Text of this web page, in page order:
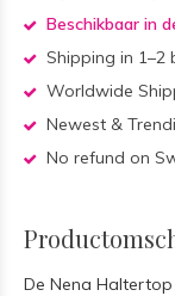
Beschikbaar in
Shipping in 1–2
Worldwide
Newest &
No refund on
De Nena Haltertop